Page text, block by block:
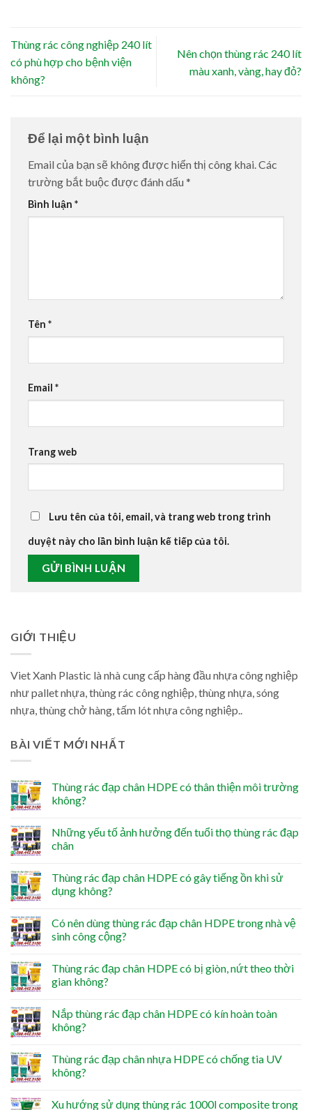
Thùng rác công nghiệp 240 lít
có phù hợp cho bệnh viện
không?
Nên chọn thùng rác 240 lít
màu xanh, vàng, hay đỏ?
Để lại một bình luận
Email của bạn sẽ không được hiển thị công khai.Các
trường bắt buộc được đánh dấu *
Bình luận *
Tên *
Email *
Trang web
Lưu tên của tôi, email, và trang web trong trình
duyệt này cho lần bình luận kế tiếp của tôi.
GIỚI THIỆU
Viet Xanh Plastic là nhà cung cấp hàng đầu nhựa công nghiệp
như pallet nhựa, thùng rác công nghiệp, thùng nhựa, sóng
nhựa, thùng chở hàng, tấm lót nhựa công nghiệp..
BÀI VIẾT MỚI NHẤT
Thùng rác đạp chân HDPE có thân thiện môi trường
không?
Những yếu tố ảnh hưởng đến tuổi thọ thùng rác đạp
chân
Thùng rác đạp chân HDPE có gây tiếng ồn khi sử
dụng không?
Có nên dùng thùng rác đạp chân HDPE trong nhà vệ
sinh công cộng?
Thùng rác đạp chân HDPE có bị giòn, nứt theo thời
gian không?
Nắp thùng rác đạp chân HDPE có kín hoàn toàn
không?
Thùng rác đạp chân nhựa HDPE có chống tia UV
không?
Xu hướng sử dụng thùng rác 1000l composite trong